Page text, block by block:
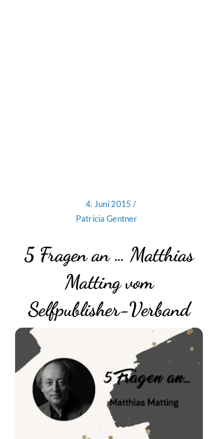
4. Juni 2015 /
Patricia Gentner
5 Fragen an … Matthias
Matting vom
Selfpublisher-Verband